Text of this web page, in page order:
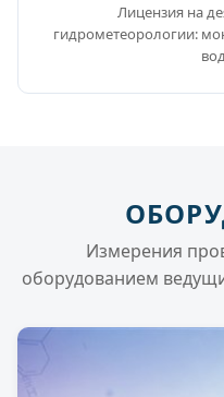
Лицензия на
гидрометеорологии:
Измерения
оборудованием